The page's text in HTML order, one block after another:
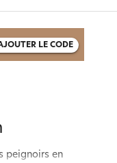
LE CODE
peignoirs en